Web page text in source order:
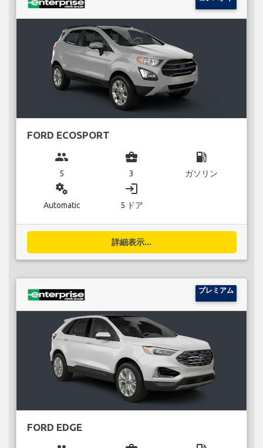
FORD ECOSPORT
group
5
business_center
3
local_gas_station
ガソリン
miscellaneous_services
Automatic
login
5 ドア
詳細表示...
プレミアム
FORD EDGE